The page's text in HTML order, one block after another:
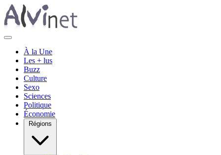
À la Une
Les + lus
Buzz
Culture
Sexo
Sciences
Politique
Économie
Régions